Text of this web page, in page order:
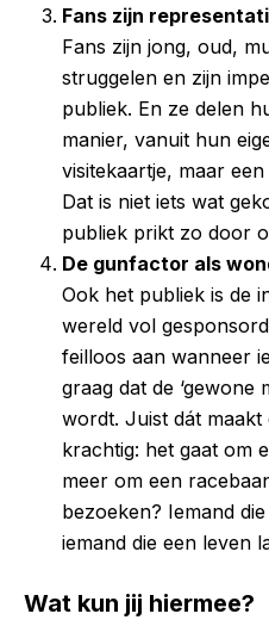
Fans zijn
Fans zijn jong, oud,
struggelen en zijn
publiek. En ze delen
manier, vanuit hun
visitekaartje, maar
Dat is niet iets wat
publiek prikt zo door
De gunfactor als
Ook het publiek is de
wereld vol
feilloos aan wanneer
graag dat de ‘gewone
wordt. Juist dát maakt
krachtig: het gaat om
meer om een
bezoeken? Iemand
iemand die een leven
Wat kun jij hiermee?